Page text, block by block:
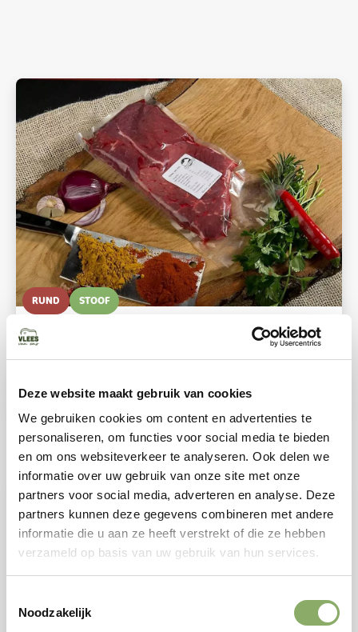
Deze website maakt gebruik van cookies
We gebruiken cookies om content en advertenties te
personaliseren, om functies voor social media te bieden
en om ons websiteverkeer te analyseren. Ook delen we
informatie over uw gebruik van onze site met onze
partners voor social media, adverteren en analyse. Deze
partners kunnen deze gegevens combineren met andere
informatie die u aan ze heeft verstrekt of die ze hebben
verzameld op basis van uw gebruik van hun services.
Noodzakelijk
RUND STOOF
9,50
Bekijken